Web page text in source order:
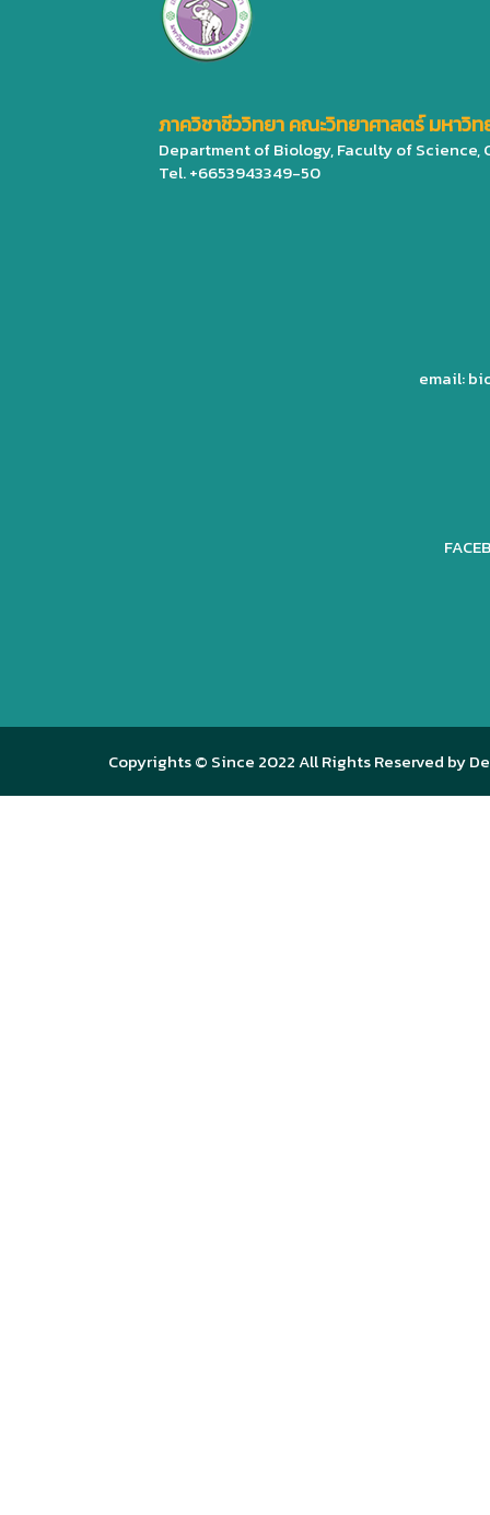
ภาควิชาชีววิทยา คณะวิทยาศาสตร์ มหาวิท
Department of Biology, Faculty of
Tel. +6653943349-50
email:
Copyrights © Since 2022 All Rights Reserved by